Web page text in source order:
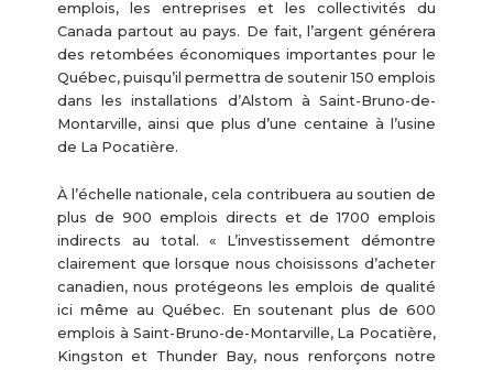
emplois, les entreprises et les collectivités du
Canada partout au pays. De fait, l’argent générera
des retombées économiques importantes pour le
Québec, puisqu’il permettra de soutenir 150 emplois
dans les installations d’Alstom à Saint-Bruno-de-
Montarville, ainsi que plus d’une centaine à l’usine
de La Pocatière.
À l’échelle nationale, cela contribuera au soutien de
plus de 900 emplois directs et de 1700 emplois
indirects au total. « L’investissement démontre
clairement que lorsque nous choisissons d’acheter
canadien, nous protégeons les emplois de qualité
ici même au Québec. En soutenant plus de 600
emplois à Saint-Bruno-de-Montarville, La Pocatière,
Kingston et Thunder Bay, nous renforçons notre